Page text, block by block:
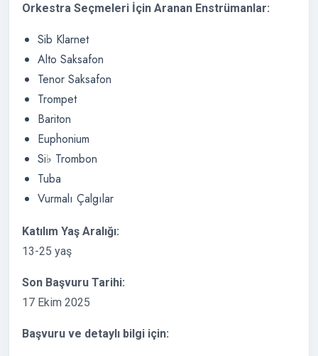
Orkestra Seçmeleri İçin Aranan Enstrümanlar:
Sib Klarnet
Alto Saksafon
Tenor Saksafon
Trompet
Bariton
Euphonium
Si♭ Trombon
Tuba
Vurmalı Çalgılar
Katılım Yaş Aralığı:
13-25 yaş
Son Başvuru Tarihi:
17 Ekim 2025
Başvuru ve detaylı bilgi için: